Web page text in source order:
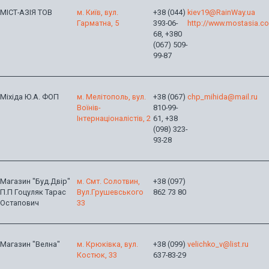
МІСТ-АЗІЯ ТОВ
м. Київ, вул.
Гарматна, 5
+38 (044)
393-06-
68, +380
(067) 509-
99-87
kiev19@RainWay.ua
http://
Міхіда Ю.А. ФОП
м. Мелітополь, вул.
Воїнів-
Інтернаціоналістів, 2
+38 (067)
810-99-
61, +38
(098) 323-
93-28
chp_mihida@mail.ru
Магазин "Буд.Двір"
П.П Гоцуляк Тарас
Остапович
м. Смт. Солотвин,
Вул.Грушевського
33
+38 (097)
862 73 80
Магазин "Велна"
м. Крюківка, вул.
Костюк, 33
+38 (099)
637-83-29
velichko_v@list.ru